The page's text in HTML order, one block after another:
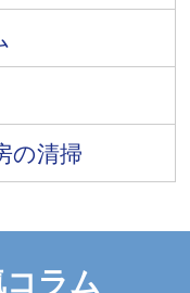
の清掃
コラム